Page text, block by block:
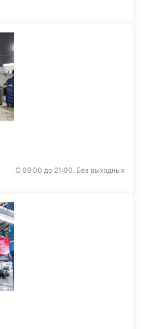
С 09:00 до 21:00. Без выходных